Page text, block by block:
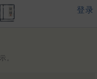
登录
。